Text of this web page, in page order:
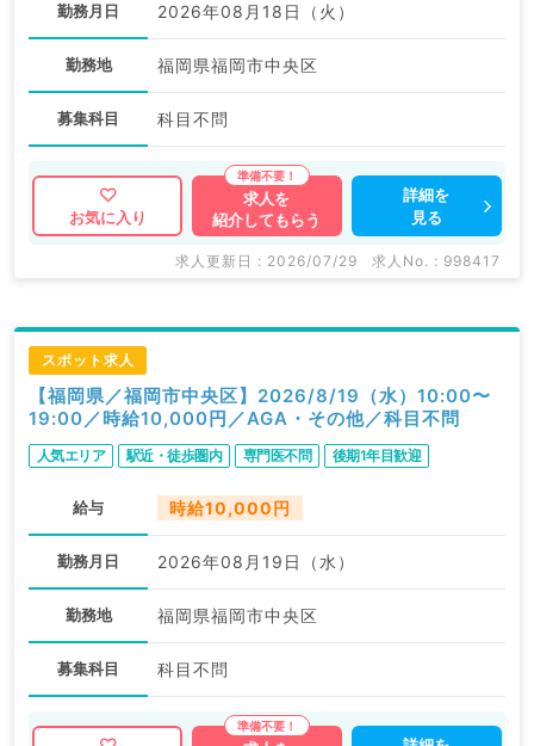
勤務月日 2026年08月18日（火）
勤務地 福岡県福岡市中央区
募集科目 科目不問
お気に入り
求人を
紹介してもらう
詳細を
見る
求人更新日 : 2026/07/29 求人No. : 998417
スポット求人
【福岡県／福岡市中央区】2026/8/19（水）10:00〜
19:00／時給10,000円／AGA・その他／科目不問
人気エリア 駅近・徒歩圏内 専門医不問 後期1年目歓迎
給与 時給10,000円
勤務月日 2026年08月19日（水）
勤務地 福岡県福岡市中央区
募集科目 科目不問